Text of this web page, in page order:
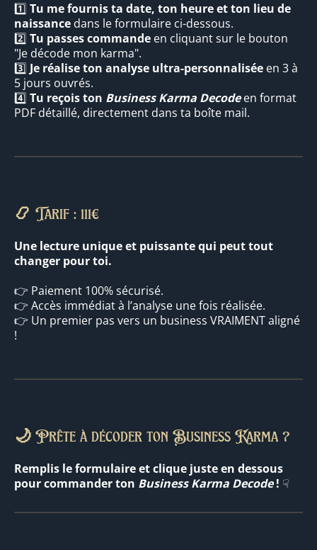
1️⃣ Tu me fournis ta date, ton heure et ton lieu de
naissance dans le formulaire ci-dessous.
2️⃣ Tu passes commande en cliquant sur le bouton
"Je décode mon karma".
3️⃣ Je réalise ton analyse ultra-personnalisée en 3 à
5 jours ouvrés.
4️⃣ Tu reçois ton Business Karma Decodeen format
PDF détaillé, directement dans ta boîte mail.
📿 Tarif : 111€
Une lecture unique et puissante qui peut tout
changer pour toi.
👉 Paiement 100% sécurisé.
👉 Accès immédiat à l’analyse une fois réalisée.
👉 Un premier pas vers un business VRAIMENT aligné
!
🌙 Prête à décoder ton Business Karma ?
Remplis le formulaire et clique juste en dessous
pour commander ton Business Karma Decode! ☟